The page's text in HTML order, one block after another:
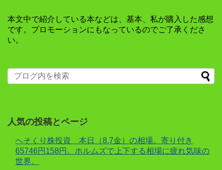
本文中で紹介している本などは、基本、私が購入した感想
です。プロモーションにもなっているのでご了承くださ
い。
人気の投稿とページ
へそくり株投資 本日（8.7金）の相場。寄り付き
65746円158円。ホルムズで上下する相場に疲れ気味の
世界。